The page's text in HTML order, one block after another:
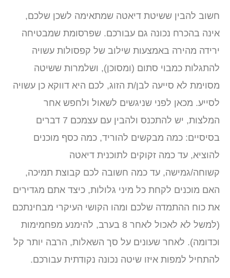
חשוב להבין ששיטת דיאטה שמתאימה לשכן שלכם,
אינה בהכרח נכונה גם עבורכם. שפרסומת שמבטיחה
ירידה מהירה באמצעות שילוב של קפסולות עשויה
להתגלות כמבוי סתום (ומסוכן), ושלמרות ששיטה
מסוימת לא סייעה לבן/ת הזוג, לכם היא דווקא כן עשויה
לסייע. מכאן לפני שניגשים לשאול ולחפש אחר
המלצות, יש להתכנס ולהבין עם עצמכם 7 דברים
בסיסיים: כמה מבקשים להוריד, כמה כסף מוכנים
להוציא, עד כמה זקוקים לתוכנית דיאטה
קשוחה/גמישה, עד כמה חשובה לכם קבוצת תמיכה,
האם מוכנים לקחת כל מיני גלולות, כיצד אתם מגדירים
את כוח ההתמדה שלכם ומהו הקושי העיקרי מבחינתכם
(למשל לא לאכול לאחר 8 בערב, להימנע מפחמימות
וכדומה). לאחר שעונים על סך השאלות, הרבה יותר קל
להתחיל למפות איזו שיטה נכונה נקודתית עבורכם.